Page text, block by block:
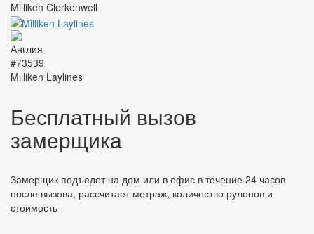
Milliken Clerkenwell
#73539
Milliken Laylines
Бесплатный вызов
замерщика
Замерщик подъедет на дом или в офис в течение 24 часов
после вызова, рассчитает метраж, количество рулонов и
стоимость